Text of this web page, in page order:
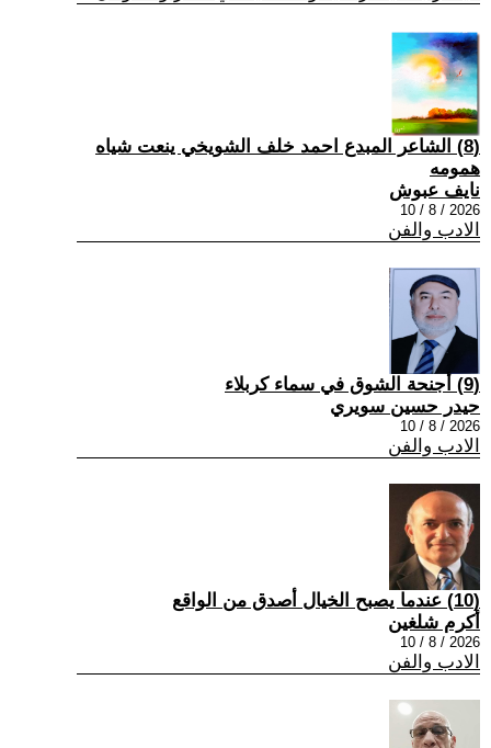
(8) الشاعر المبدع احمد خلف الشويخي ينعت شياه
همومه
نايف عبوش
2026 / 8 / 10
الادب والفن
(9) أجنحة الشوق في سماء كربلاء
حيدر حسين سويري
2026 / 8 / 10
الادب والفن
(10) عندما يصبح الخيال أصدق من الواقع
أكرم شلغين
2026 / 8 / 10
الادب والفن